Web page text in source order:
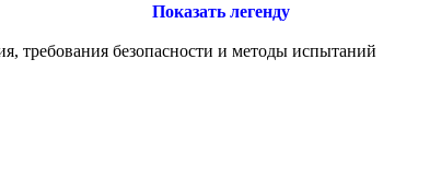
Показать легенду
требования безопасности и методы испытаний